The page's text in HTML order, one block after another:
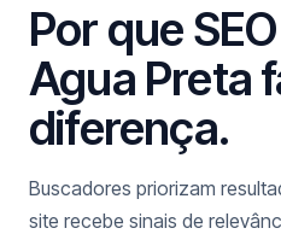
Por que
Agua Preta
diferença.
Buscadores priorizam
site recebe sinais de